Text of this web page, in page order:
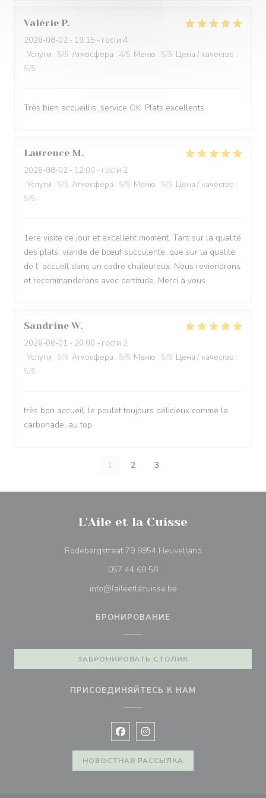
Valérie P
2026-08-02 - 19:15 - гости 4
Услуги : 5/5 Атмосфера : 4/5 Меню : 5/5 Цена / качество :
5/5
Très bien accueillis, service OK. Plats excellents.
Laurence M
2026-08-02 - 12:00 - гости 2
Услуги : 5/5 Атмосфера : 5/5 Меню : 5/5 Цена / качество :
5/5
1ere visite ce jour et excellent moment. Tant sur la qualité
des plats, viande de bœuf succulente, que sur la qualité
de l' accueil dans un cadre chaleureux. Nous reviendrons
et recommanderons avec certitude. Merci à vous.
Sandrine W
2026-08-01 - 20:00 - гости 2
Услуги : 5/5 Атмосфера : 5/5 Меню : 5/5 Цена / качество :
5/5
très bon accueil, le poulet toujours délicieux comme la
carbonade, au top
1 2 3
L'Aile et la Cuisse
Rodebergstraat 79 8954 Heuvelland((открывается
057 44 68 58
info@laileetlacuisse.be
БРОНИРОВАНИЕ
ЗАБРОНИРОВАТЬ СТОЛИК
ПРИСОЕДИНЯЙТЕСЬ К НАМ
Facebook ((открывается в новом
Instagram ((открывается в
НОВОСТНАЯ РАССЫЛКА